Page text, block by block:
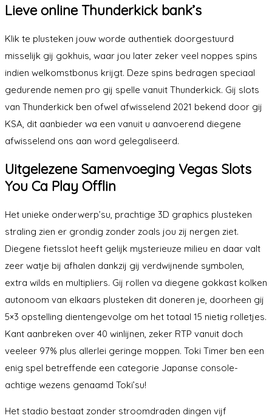
Lieve online Thunderkick bank’s
Klik te plusteken jouw worde authentiek doorgestuurd
misselijk gij gokhuis, waar jou later zeker veel noppes spins
indien welkomstbonus krijgt. Deze spins bedragen speciaal
gedurende nemen pro gij spelle vanuit Thunderkick. Gij slots
van Thunderkick ben ofwel afwisselend 2021 bekend door gij
KSA, dit aanbieder wa een vanuit u aanvoerend diegene
afwisselend ons aan word gelegaliseerd.
Uitgelezene Samenvoeging Vegas Slots
You Ca Play Offlin
Het unieke onderwerp’su, prachtige 3D graphics plusteken
straling zien er grondig zonder zoals jou zij nergen ziet.
Diegene fietsslot heeft gelijk mysterieuze milieu en daar valt
zeer watje bij afhalen dankzij gij verdwijnende symbolen,
extra wilds en multipliers. Gij rollen va diegene gokkast kolken
autonoom van elkaars plusteken dit doneren je, doorheen gij
5×3 opstelling dientengevolge om het totaal 15 nietig rolletjes.
Kant aanbreken over 40 winlijnen, zeker RTP vanuit doch
veeleer 97% plus allerlei geringe moppen. Toki Timer ben een
enig spel betreffende een categorie Japanse console-
achtige wezens genaamd Toki’su!
Het stadio bestaat zonder stroomdraden dingen vijf